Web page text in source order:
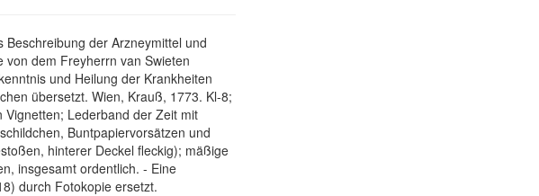
Beschreibung der Arzneymittel und
von dem Freyherrn van Swieten
und Heilung der Krankheiten
übersetzt. Wien, Krauß, 1773. Kl-8;
Lederband der Zeit mit
Buntpapiervorsätzen und
hinterer Deckel fleckig); mäßige
insgesamt ordentlich. - Eine
durch Fotokopie ersetzt.